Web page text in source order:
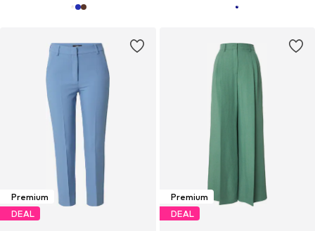
Premium
DEAL
Premium
DEAL